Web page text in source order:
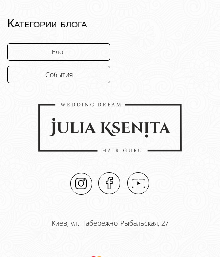
Категории блога
Блог
События
Киев, ул. Набережно-Рыбальская, 27